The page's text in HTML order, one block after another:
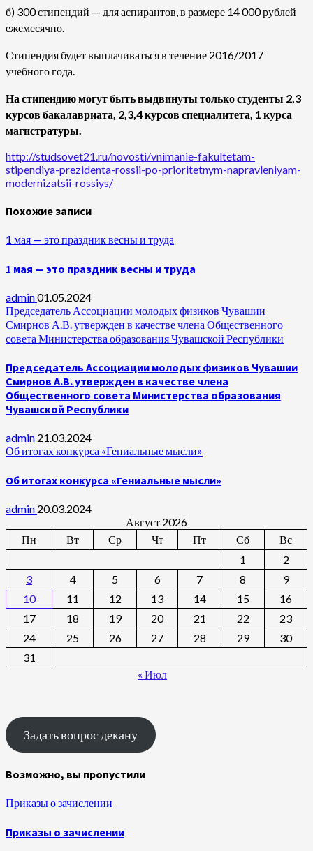
б) 300 стипендий — для аспирантов, в размере 14 000 рублей
ежемесячно.
Стипендия будет выплачиваться в течение 2016/2017
учебного года.
На стипендию могут быть выдвинуты только студенты 2,3
курсов бакалавриата, 2,3,4 курсов специалитета, 1 курса
магистратуры.
http://studsovet21.ru/novosti/vnimanie-fakultetam-
stipendiya-prezidenta-rossii-po-prioritetnym-napravleniyam-
modernizatsii-rossiys/
Похожие записи
1 мая — это праздник весны и труда
1 мая — это праздник весны и труда
admin01.05.2024
Председатель Ассоциации молодых физиков Чувашии
Смирнов А.В. утвержден в качестве члена Общественного
совета Министерства образования Чувашской Республики
Председатель Ассоциации молодых физиков Чувашии
Смирнов А.В. утвержден в качестве члена
Общественного совета Министерства образования
Чувашской Республики
admin 21.03.2024
Об итогах конкурса «Гениальные мысли»
Об итогах конкурса «Гениальные мысли»
admin 20.03.2024
Август 2026
Пн
Вт Ср Чт Пт Сб
Вс
1
2
3
4 5 6 7 8
9
10
11 12 13 14 15
16
17
18 19 20 21 22
23
24
25 26 27 28 29
30
31
« Июл
Задать вопрос декану
Возможно, вы пропустили
Приказы о зачислении
Приказы о зачислении